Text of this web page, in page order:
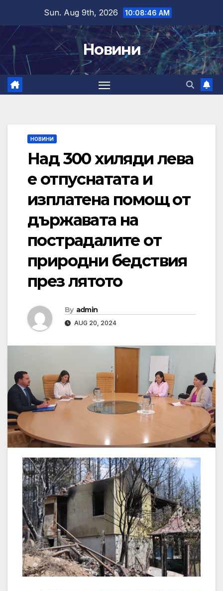
content
Sun. Aug 9th, 2026 10:08:47 AM
Новини
НОВИНИ
Над 300 хиляди лева
е отпуснатата и
изплатена помощ от
държавата на
пострадалите от
природни бедствия
през лятото
By admin
AUG 20, 2024